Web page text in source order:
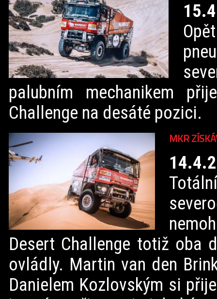
palubním mechanikem
Challenge na desáté pozici.
MKR
Desert Challenge totiž oba
ovládly. Martin van den
Danielem Kozlovským si